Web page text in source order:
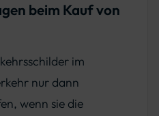
beim Kauf von
im
nur dann
wenn sie die